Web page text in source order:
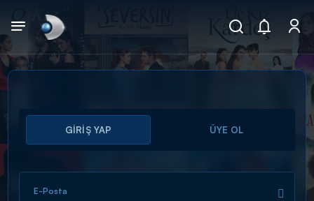
Arama
ARAMA SONUÇLARI
GİRİŞ YAP ÜYE OL
E-Posta